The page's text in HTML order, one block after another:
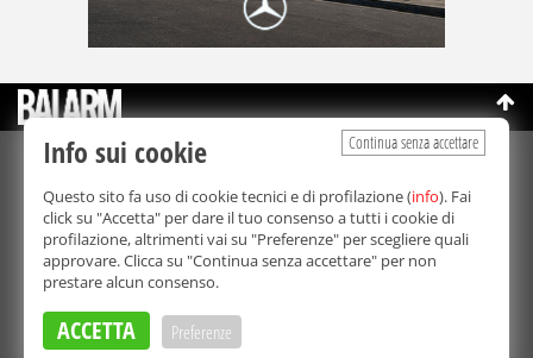
©Copyright 2003-2026
Bmedia Srl- P.IVA 07064240828
La riproduzione totale o parziale di tutti i contenuti, in qualunque
forma, su qualsiasi supporto è proibita.
Balarm.it è una testata giornalistica registrata. Autorizzazione del
Tribunale di Palermo n° 32 del 21/10/2003
Direttore responsabile:
Continua senza accettare
Info sui cookie
Questo sito fa uso di cookie tecnici e di profilazione (info). Fai
click su "Accetta" per dare il tuo consenso a tutti i cookie di
profilazione, altrimenti vai su "Preferenze" per scegliere quali
approvare. Clicca su "Continua senza accettare" per non
prestare alcun consenso.
ACCETTA Preferenze